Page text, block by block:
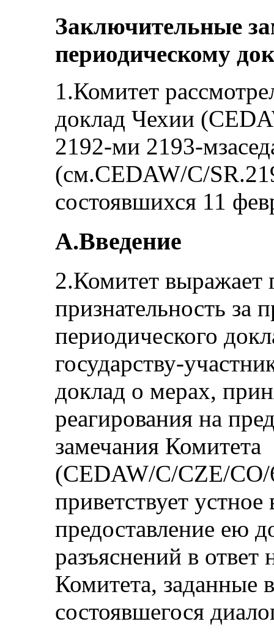
Заключительные
периодическому
1.Комитет
доклад Чехии
2192‑ми
(см.CEDAW/C/
состоявшихся 11
A.Введение
2.Комитет выражает
признательность за
периодического
государству-
доклад о мерах,
реагирования на
замечания Комитета
(CEDAW/C/CZE/
приветствует
предоставление ею
разъяснений в
Комитета, заданные
состоявшегося